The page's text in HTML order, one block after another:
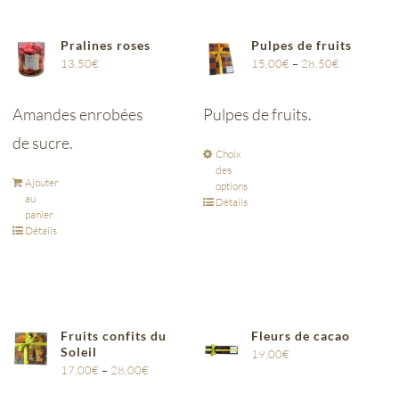
Pralines roses
13,50€
Amandes enrobées
de sucre.
Ajouter
au
panier
Détails
Pulpes de fruits
15,00€ – 28,50€
Pulpes de fruits.
Choix
des
options
Détails
Fruits confits du
Soleil
17,00€ – 28,00€
Fleurs de cacao
19,00€